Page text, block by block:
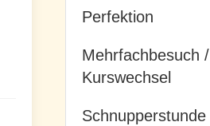
Perfektion
Mehrfachbesuch /
Kurswechsel
Schnupperstunde